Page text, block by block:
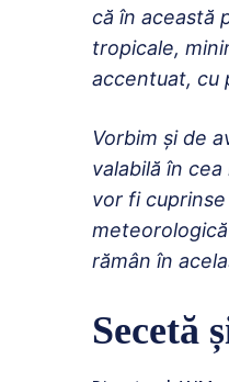
că în această
tropicale,
accentuat, cu
Vorbim şi de
valabilă în
vor fi
rămân în
Secetă